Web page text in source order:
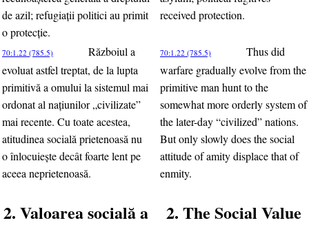
de azil; refugiaţii politici au primit
o protecţie.
received protection.
70:1.22 (785.5)
Războiul a
evoluat astfel treptat, de la lupta
primitivă a omului la sistemul mai
ordonat al naţiunilor „civilizate”
mai recente. Cu toate acestea,
atitudinea socială prietenoasă nu
o înlocuieşte decât foarte lent pe
aceea neprietenoasă.
70:1.22 (785.5)
Thus did
warfare gradually evolve from the
primitive man hunt to the
somewhat more orderly system of
the later-day “civilized” nations.
But only slowly does the social
attitude of amity displace that of
enmity.
2. Valoarea socială a
2. The Social Value